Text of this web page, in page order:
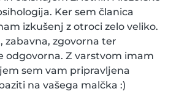
Ker sem članica
izkušenj z otroci zelo veliko.
zabavna, zgovorna ter
odgovorna. Z varstvom imam
sem vam pripravljena
na vašega malčka :)